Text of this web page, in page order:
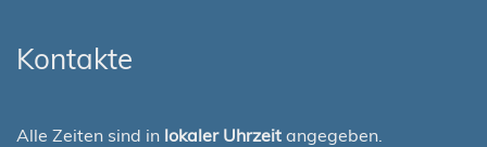
Kontakte
Alle Zeiten sind in lokaler Uhrzeit angegeben.